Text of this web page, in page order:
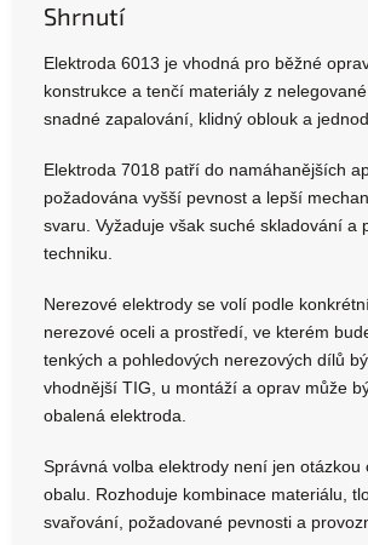
Shrnutí
Elektroda 6013 je vhodná pro běžné
konstrukce a tenčí materiály z
snadné zapalování, klidný oblouk a
Elektroda 7018 patří do namáhanějších
požadována vyšší pevnost a lepší
svaru. Vyžaduje však suché skladování a
techniku.
Nerezové elektrody se volí podle
nerezové oceli a prostředí, ve kterém
tenkých a pohledových nerezových dílů
vhodnější TIG, u montáží a oprav může
obalená elektroda.
Správná volba elektrody není jen otázkou
obalu. Rozhoduje kombinace materiálu,
svařování, požadované pevnosti a